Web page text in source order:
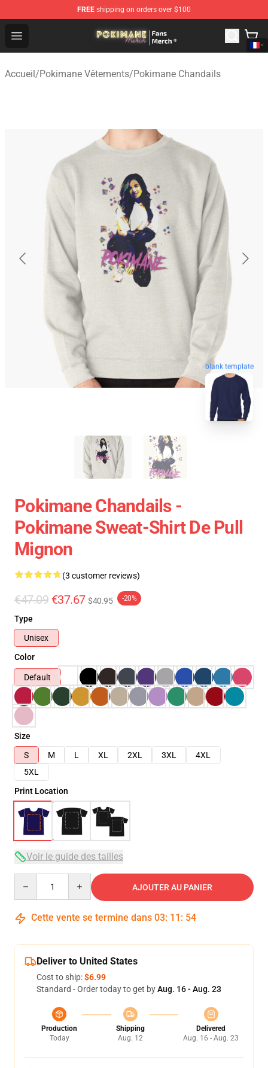
FREE shipping on orders over $100
Open menu
Pokimane Store - Official Pokimane Merchandise Shop
Accueil/Pokimane Vêtements/Pokimane Chandails
blank template
Pokimane Chandails -
Pokimane Sweat-Shirt De Pull
Mignon
(3 customer reviews)
€47.09 €37.67 $40.95 -20%
Type
Unisex
Color
Default
Size
S
M L XL 2XL 3XL
4XL
5XL
Print Location
Voir le guide des tailles
AJOUTER AU PANIER
Cette vente se termine dans 03: 11 : 54
Deliver to United States
Cost to ship:$6.99
Standard - Order today to get byAug. 16 - Aug. 23
Production
Today
Shipping
Aug. 12
Delivered
Aug. 16 - Aug. 23